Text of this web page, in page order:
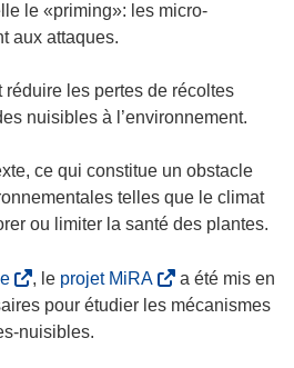
le «priming»: les micro-
aux attaques.
réduire les pertes de récoltes
nuisibles à l’environnement.
ce qui constitue un obstacle
telles que le climat
ou limiter la santé des plantes.
(
s
’
, le projet MiRA
s
a été mis en
pour étudier les mécanismes
nuisibles.